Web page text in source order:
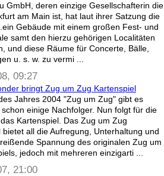
GmbH, deren einzige Gesellschafterin die
am Main ist, hat laut ihrer Satzung die
Gebäude mit einem großen Fest- und
samt den hierzu gehörigen Localitäten
und diese Räume für Concerte, Bälle,
u. s. w. zu vermi ...
09:27
bringt Zug um Zug Kartenspiel
Jahres 2004 "Zug um Zug" gibt es
schon einige Nachfolger. Nun folgt für die
Kartenspiel. Das Zug um Zug
bietet all die Aufregung, Unterhaltung und
Spannung des originalen Zug um
jedoch mit mehreren einzigarti ...
21:00